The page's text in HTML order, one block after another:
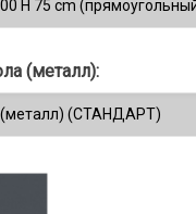
(металл):